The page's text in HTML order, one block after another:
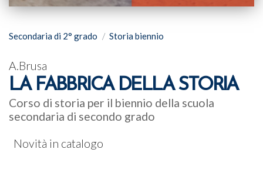
Secondaria di 2° grado Storia biennio
A.Brusa
LA FABBRICA DELLA STORIA
Corso di storia per il biennio della scuola
secondaria di secondo grado
Novità in catalogo